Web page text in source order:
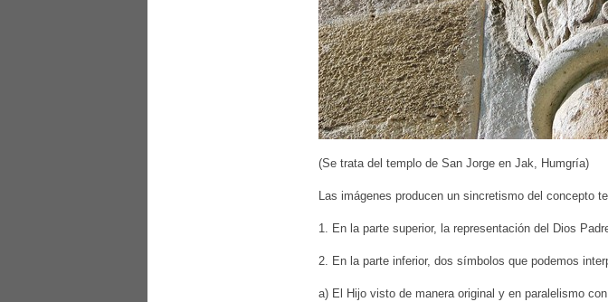
(Se trata del templo de San Jorge en Jak, Humgría)
Las imágenes producen un sincretismo del concepto
1. En la parte superior, la representación del Dios
2. En la parte inferior, dos símbolos que podemos
a) El Hijo visto de manera original y en paralelismo